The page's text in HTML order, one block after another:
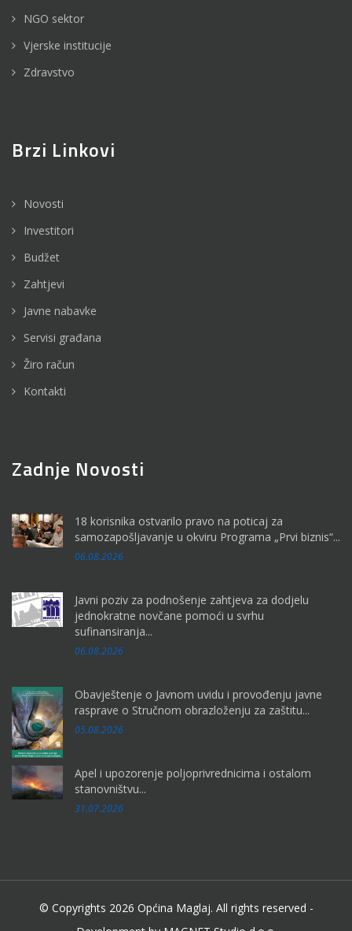
NGO sektor
Vjerske institucije
Zdravstvo
Brzi Linkovi
Novosti
Investitori
Budžet
Zahtjevi
Javne nabavke
Servisi građana
Žiro račun
Kontakti
Zadnje Novosti
18 korisnika ostvarilo pravo na poticaj za
samozapošljavanje u okviru Programa „Prvi biznis“...
06.08.2026
Javni poziv za podnošenje zahtjeva za dodjelu
jednokratne novčane pomoći u svrhu
sufinansiranja...
06.08.2026
Obavještenje o Javnom uvidu i provođenju javne
rasprave o Stručnom obrazloženju za zaštitu...
05.08.2026
Apel i upozorenje poljoprivrednicima i ostalom
stanovništvu...
31.07.2026
© Copyrights 2026 Općina Maglaj. All rights reserved -